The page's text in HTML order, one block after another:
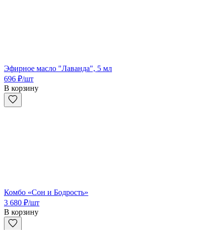
Эфирное масло "Лаванда", 5 мл
696 ₽/шт
В корзину
Комбо «Сон и Бодрость»
3 680 ₽/шт
В корзину